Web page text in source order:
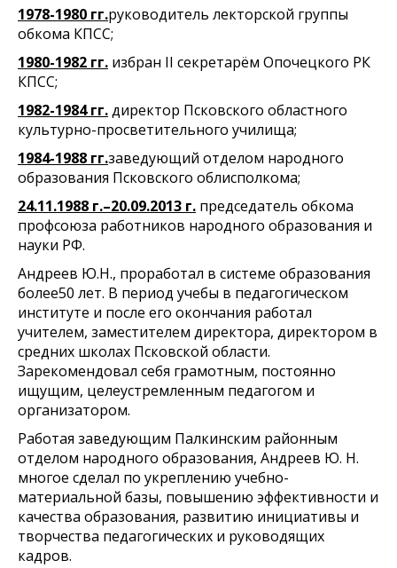
1978-1980 гг.руководитель лекторской группы
обкома КПСС;
1980-1982 гг. избран II секретарём Опочецкого РК
КПСС;
1982-1984 гг.директор Псковского областного
культурно-просветительного училища;
1984-1988 гг.заведующий отделом народного
образования Псковского облисполкома;
24.11.1988 г.–20.09.2013 г. председатель обкома
профсоюза работников народного образования и
науки РФ.
Андреев Ю.Н., проработал в системе образования
более50 лет. В период учебы в педагогическом
институте и после его окончания работал
учителем, заместителем директора, директором в
средних школах Псковской области.
Зарекомендовал себя грамотным, постоянно
ищущим, целеустремленным педагогом и
организатором.
Работая заведующим Палкинским районным
отделом народного образования, Андреев Ю. Н.
многое сделал по укреплению учебно-
материальной базы, повышению эффективности и
качества образования, развитию инициативы и
творчества педагогических и руководящих
кадров.